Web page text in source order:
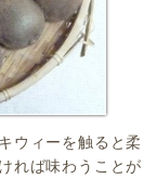
ウィーを触ると柔
れば味わうことが